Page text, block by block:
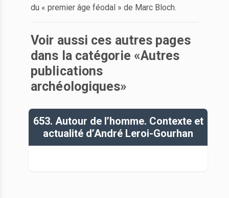
du « premier âge féodal » de Marc Bloch.
Voir aussi ces autres pages
dans la catégorie «Autres
publications
archéologiques»
653. Autour de l’homme. Contexte et
actualité d’André Leroi-Gourhan